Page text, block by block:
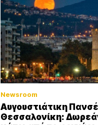
Newsroom
Αυγουστιάτικη
Θεσσαλονίκη: